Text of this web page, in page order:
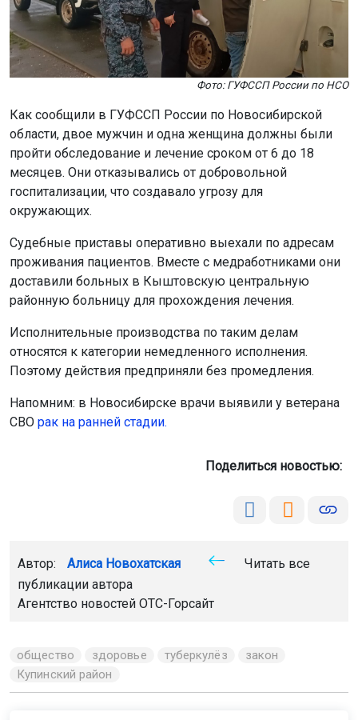
Фото: ГУФССП России по НСО
Как сообщили в ГУФССП России по Новосибирской
области, двое мужчин и одна женщина должны были
пройти обследование и лечение сроком от 6 до 18
месяцев. Они отказывались от добровольной
госпитализации, что создавало угрозу для
окружающих.
Судебные приставы оперативно выехали по адресам
проживания пациентов. Вместе с медработниками они
доставили больных в Кыштовскую центральную
районную больницу для прохождения лечения.
Исполнительные производства по таким делам
относятся к категории немедленного исполнения.
Поэтому действия предприняли без промедления.
Напомним: в Новосибирске врачи выявили у ветерана
СВО рак на ранней стадии.
Поделиться новостью:
Автор: Алиса Новохатская
Читать все
публикации автора
Агентство новостей ОТС-Горсайт
общество здоровье туберкулёз
закон
Купинский район